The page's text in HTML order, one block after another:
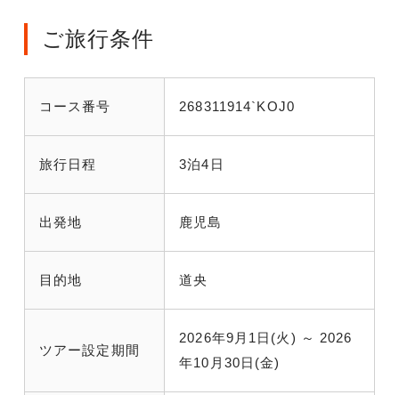
ご旅行条件
コース番号 268311914`KOJ0
旅行日程 3泊4日
出発地 鹿児島
目的地 道央
ツアー設定期間
2026年9月1日(火) ～ 2026
年10月30日(金)